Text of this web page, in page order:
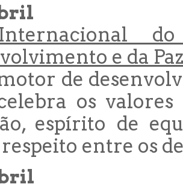
e da
de
os
espírito de
entre os